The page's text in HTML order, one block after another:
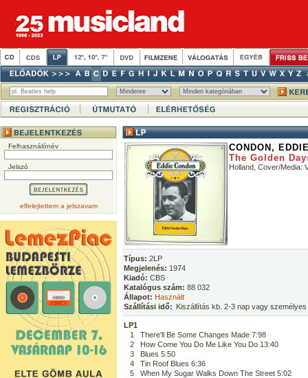
Felhasználónév
Jelszó
elfelejtettem a jelszavam
CONDON,
The Golden
Holland, Cover/Media:
Típus: 2LP
Megjelenés: 1974
Kiadó: CBS
Katalógus szám: 88 032
Állapot: Használt
Szállítási idő: Kiszállítás kb. 2-3 nap vagy
LP1
1
There'll Be Some Changes Made 7:98
2
How Come You Do Me Like You Do 13:40
3
Blues 5:50
4
Tin Roof Blues 6:36
5
When My Sugar Walks Down The Street 5:02